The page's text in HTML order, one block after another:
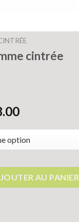
cintrée
femme cintrée
AU PANIER